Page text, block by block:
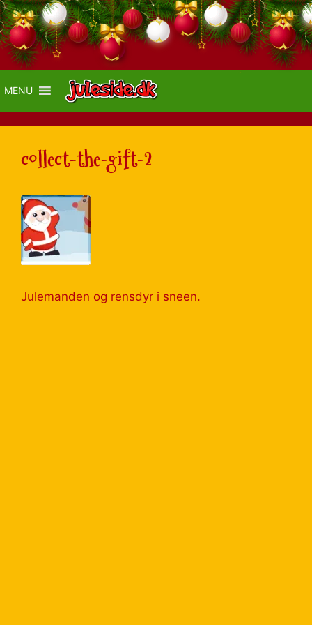
MENU
collect-the-gift-2
Julemanden og rensdyr i sneen.